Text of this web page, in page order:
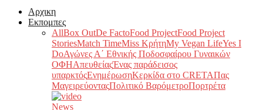
Αρχικη
Εκπομπες
AllBox OutDe FactoFood ProjectFood Project
StoriesMatch TimeMiss ΚρήτηMy Vegan LifeYes I
DoΑγώνες Α΄ Εθνικής Ποδοσφαίρου Γυναικών
ΟΦΗΑπευθείαςΈνας παράδεισος
υπαρκτόςΕνημέρωσηΚερκίδα στο CRETAΠας
ΜαγειρεύονταςΠολιτικό ΒαρόμετροΠορτρέτα
News